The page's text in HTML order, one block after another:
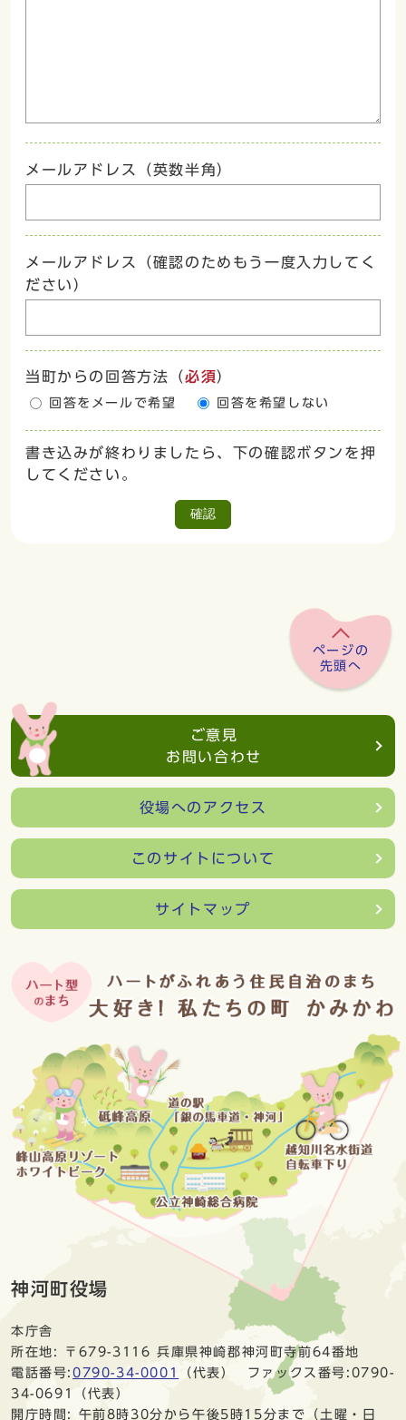
メールアドレス（英数半角）
メールアドレス（確認のためもう一度入力してく
ださい）
当町からの回答方法 （必須）
回答をメールで希望 回答を希望しない
書き込みが終わりましたら、下の確認ボタンを押
してください。
確認
ページの
先頭へ
ご意見
お問い合わせ
役場へのアクセス
このサイトについて
サイトマップ
神河町役場
本庁舎
所在地: 〒679-3116 兵庫県神崎郡神河町寺前64番地
電話番号: 0790-34-0001
（代表） ファックス番号:0790-
34-0691（代表）
開庁時間: 午前8時30分から午後5時15分まで（土曜・日